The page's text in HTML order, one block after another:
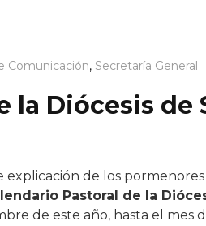
Comunicación, Secretaría General
la Diócesis de
explicación de los
Pastoral de la
de este año, hasta el mes